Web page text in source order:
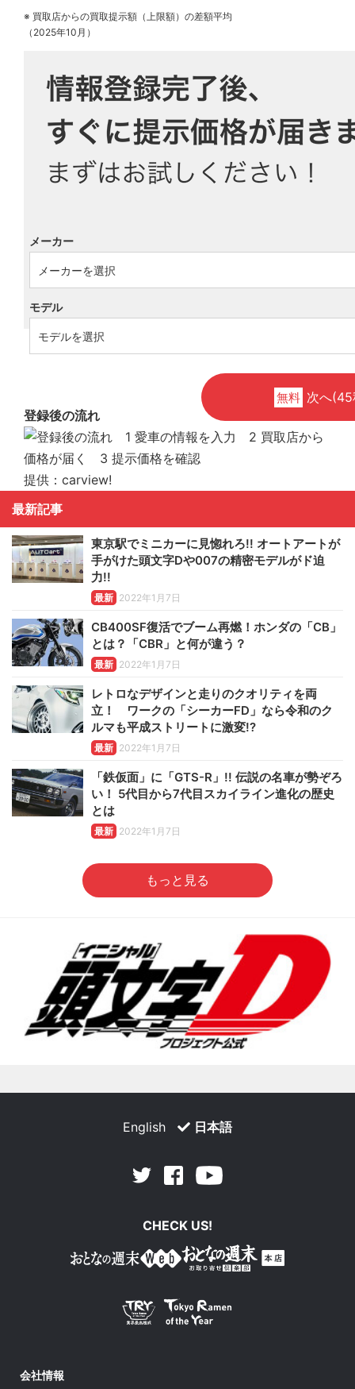
※ 買取店からの買取提示額（上限額）の差額平均
（2025年10月）
メーカー
モデル
無料 次へ
登録後の流れ
提供：carview!
最新記事
東京駅でミニカーに見惚れろ!! オートアートが
手がけた頭文字Dや007の精密モデルがド迫
力!!
最新 2022年1月7日
CB400SF復活でブーム再燃！ホンダの「CB」
とは？「CBR」と何が違う？
最新 2022年1月7日
レトロなデザインと走りのクオリティを両
立！ ワークの「シーカーFD」なら令和のク
ルマも平成ストリートに激変!?
最新 2022年1月7日
「鉄仮面」に「GTS-R」!! 伝説の名車が勢ぞろ
い！ 5代目から7代目スカイライン進化の歴史
とは
最新 2022年1月7日
もっと見る
English 日本語
Twitter Facebook
CHECK US!
会社情報